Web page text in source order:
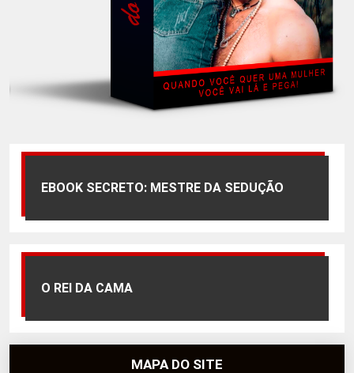
EBOOK SECRETO: MESTRE DA SEDUÇÃO
O REI DA CAMA
MAPA DO SITE